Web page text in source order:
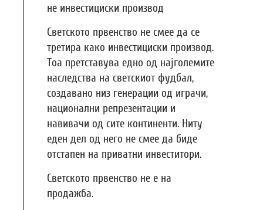
не инвестициски производ
Светското првенство не смее да се
третира како инвестициски производ.
Тоа претставува едно од најголемите
наследства на светскиот фудбал,
создавано низ генерации од играчи,
национални репрезентации и
навивачи од сите континенти. Ниту
еден дел од него не смее да биде
отстапен на приватни инвеститори.
Светското првенство не е на
продажба.